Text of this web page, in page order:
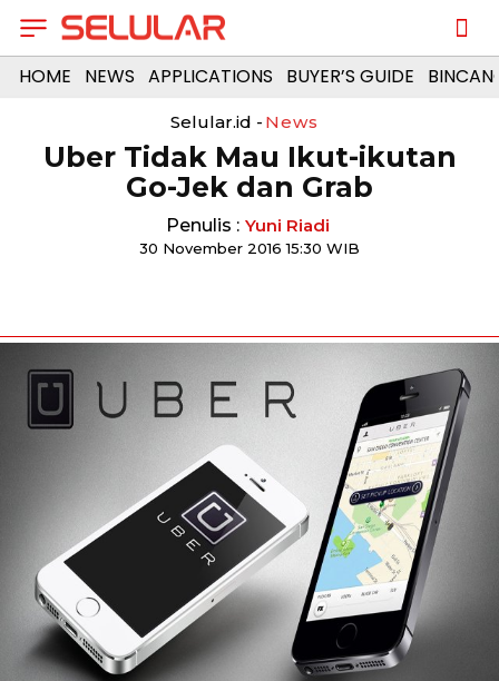
HOME NEWS APPLICATIONS BUYER’S GUIDE
Selular.id - News
Uber Tidak Mau Ikut-ikutan
Go-Jek dan Grab
Penulis : Yuni Riadi
30 November 2016 15:30 WIB